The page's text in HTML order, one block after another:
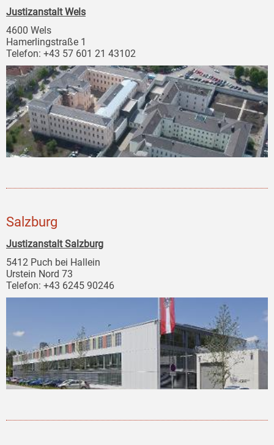
Justizanstalt Wels
4600 Wels
Hamerlingstraße 1
Telefon: +43 57 601 21 43102
Salzburg
Justizanstalt Salzburg
5412 Puch bei Hallein
Urstein Nord 73
Telefon: +43 6245 90246